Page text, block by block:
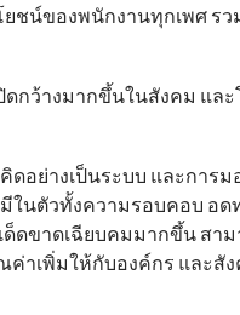
ยชน์ของพนักงานทุกเพศ ร
กว้างมากขึ้นในสังคม แล
อย่างเป็นระบบ และการ
ตัวทั้งความรอบคอบ อด
ด็ดขาดเฉียบคมมากขึ้น สา
าเพิ่มให้กับองค์กร และสัง